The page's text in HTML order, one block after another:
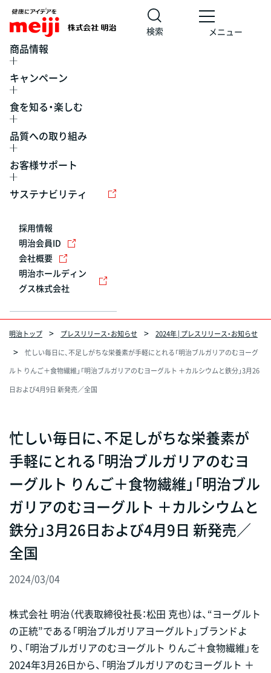
検索 メニュー
商品情報
キャンペーン
食を知る・楽しむ
品質への取り組み
お客様サポート
サステナビリティ
採用情報
明治会員ID
会社概要
明治ホールディン
グス株式会社
明治トップ プレスリリース・お知らせ
2024年 | プレスリリース・お知らせ
忙しい毎日に、不足しがちな栄養素が手軽にとれる「明治ブルガリアのむヨーグ
ルト りんご＋食物繊維」「明治ブルガリアのむヨーグルト ＋カルシウムと鉄分」3月26
日および4月9日 新発売／全国
忙しい毎日に、不足しがちな栄養素が
手軽にとれる「明治ブルガリアのむヨ
ーグルト りんご＋食物繊維」「明治ブル
ガリアのむヨーグルト ＋カルシウムと
鉄分」3月26日および4月9日 新発売／
全国
2024/03/04
株式会社 明治（代表取締役社長：松田 克也）は、“ヨーグルト
の正統”である「明治ブルガリアヨーグルト」ブランドよ
り、「明治ブルガリアのむヨーグルト りんご＋食物繊維」を
2024年3月26日から、「明治ブルガリアのむヨーグルト ＋